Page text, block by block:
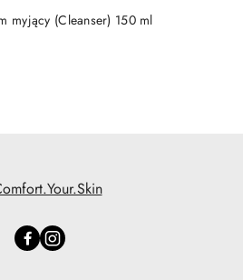
myjący (Cleanser) 150 ml